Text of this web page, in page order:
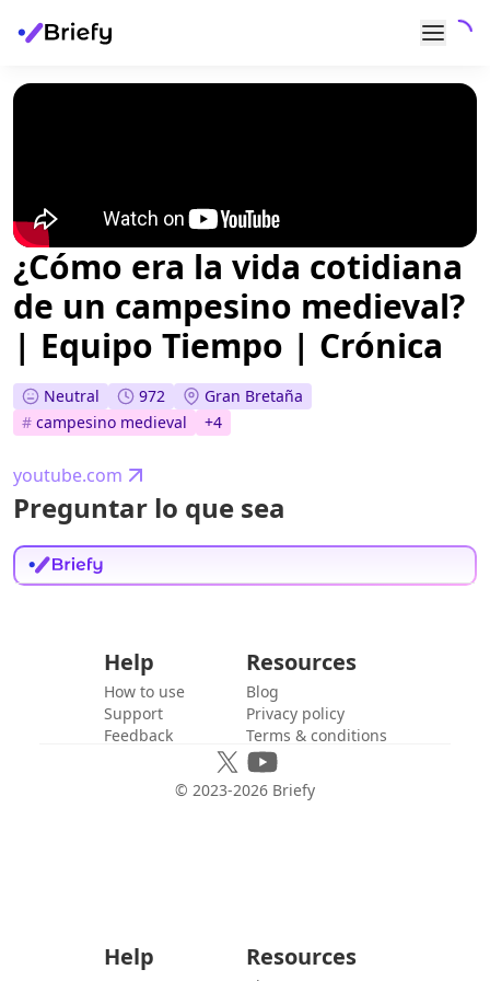
¿Cómo era la vida cotidiana
de un campesino medieval?
| Equipo Tiempo | Crónica
Neutral 972
Gran Bretaña
# campesino medieval +4
youtube.com
Preguntar lo que sea
Help
How to use
Support
Feedback
Resources
Blog
Privacy policy
Terms & conditions
© 2023-2026 Briefy
Help Resources